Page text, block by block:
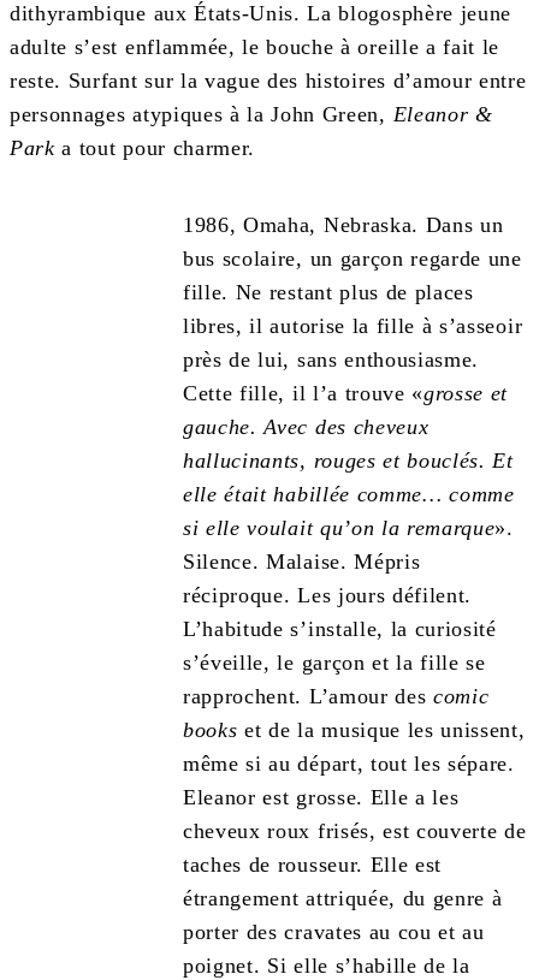
dithyrambique aux États-Unis. La blogosphère jeune
adulte s’est enflammée, le bouche à oreille a fait le
reste. Surfant sur la vague des histoires d’amour entre
personnages atypiques à la John Green, Eleanor &
Park a tout pour charmer.
1986, Omaha, Nebraska. Dans un
bus scolaire, un garçon regarde une
fille. Ne restant plus de places
libres, il autorise la fille à s’asseoir
près de lui, sans enthousiasme.
Cette fille, il l’a trouve «grosse et
gauche. Avec des cheveux
hallucinants, rouges et bouclés. Et
elle était habillée comme… comme
si elle voulait qu’on la remarque».
Silence. Malaise. Mépris
réciproque. Les jours défilent.
L’habitude s’installe, la curiosité
s’éveille, le garçon et la fille se
rapprochent. L’amour des comic
books et de la musique les unissent,
même si au départ, tout les sépare.
Eleanor est grosse. Elle a les
cheveux roux frisés, est couverte de
taches de rousseur. Elle est
étrangement attriquée, du genre à
porter des cravates au cou et au
poignet. Si elle s’habille de la